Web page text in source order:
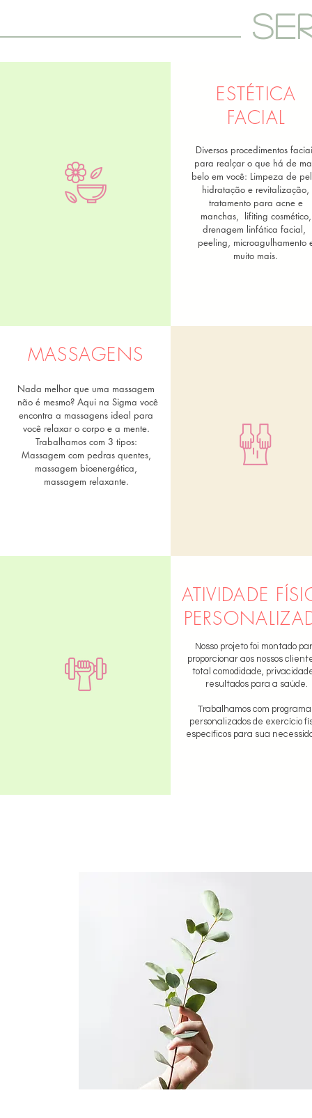
ESTÉTICA
FACIAL
Diversos procedimentos
para realçar o que há de
belo em você: Limpeza de
hidratação e revitalização,
tratamento para acne e
manchas, lifiting cosmético,
drenagem linfática facial,
peeling, microagulhamento
muito mais.
ATIVIDADE
Nosso projeto foi montado
proporcionar aos nossos
total comodidade,
resultados para a saúde.
Trabalhamos com
personalizados de exercício
específicos para sua
MASSAGENS
Nada melhor que uma massagem
não é mesmo? Aqui na Sigma você
encontra a massagens ideal para
você relaxar o corpo e a mente.
Trabalhamos com 3 tipos:
Massagem com pedras quentes,
massagem bioenergética,
massagem relaxante.